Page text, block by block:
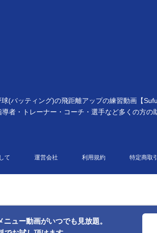
ニュー動画がいつでも見放題。
球(バッティング)の飛距離アップの練習動画【
者・トレーナー・コーチ・選手など多くの方
て 運営会社 利用規約 特定商取